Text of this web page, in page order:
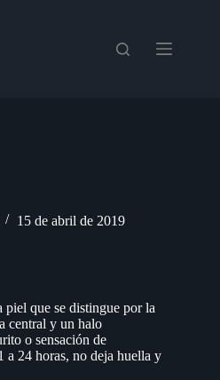
15 de abril de 2019
piel que se distingue por la
central y un halo
o sensación de
a 24 horas, no deja huella y